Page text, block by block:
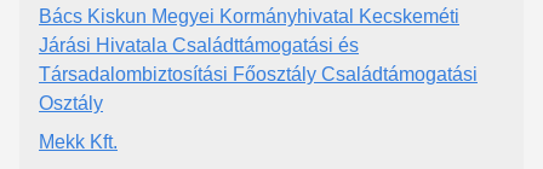
Bács Kiskun Megyei Kormányhivatal Kecskeméti
Járási Hivatala Családttámogatási és
Társadalombiztosítási Főosztály Családtámogatási
Osztály
Mekk Kft.